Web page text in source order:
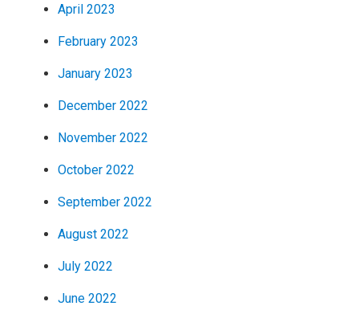
April 2023
February 2023
January 2023
December 2022
November 2022
October 2022
September 2022
August 2022
July 2022
June 2022